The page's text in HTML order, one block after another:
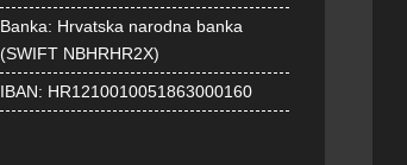
Banka: Hrvatska narodna banka
(SWIFT NBHRHR2X)
IBAN: HR1210010051863000160